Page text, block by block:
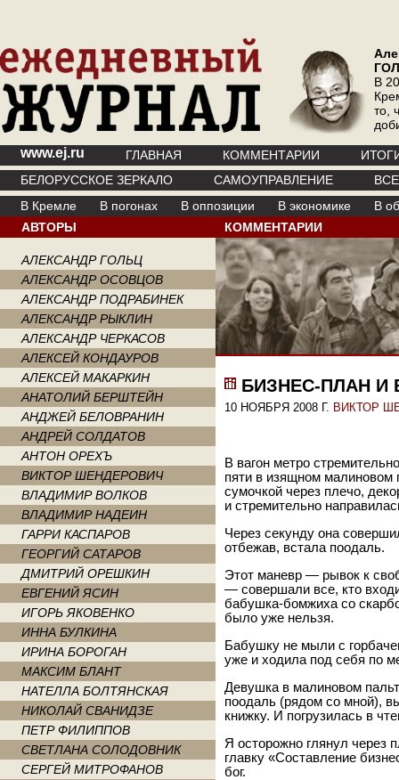
В
то,
www.ej.ru ГЛАВНАЯ КОММЕНТАРИИ
БЕЛОРУССКОЕ ЗЕРКАЛО
САМОУПРАВЛЕНИЕ
В Кремле
В погонах В оппозиции В экономике
В
АВТОРЫ
АЛЕКСАНДР ГОЛЬЦ
АЛЕКСАНДР ОСОВЦОВ
АЛЕКСАНДР ПОДРАБИНЕК
АЛЕКСАНДР РЫКЛИН
АЛЕКСАНДР ЧЕРКАСОВ
АЛЕКСЕЙ КОНДАУРОВ
АЛЕКСЕЙ МАКАРКИН
АНАТОЛИЙ БЕРШТЕЙН
АНДЖЕЙ БЕЛОВРАНИН
АНДРЕЙ СОЛДАТОВ
АНТОН ОРЕХЪ
ВИКТОР ШЕНДЕРОВИЧ
ВЛАДИМИР ВОЛКОВ
ВЛАДИМИР НАДЕИН
ГАРРИ КАСПАРОВ
ГЕОРГИЙ САТАРОВ
ДМИТРИЙ ОРЕШКИН
ЕВГЕНИЙ ЯСИН
ИГОРЬ ЯКОВЕНКО
ИННА БУЛКИНА
ИРИНА БОРОГАН
МАКСИМ БЛАНТ
НАТЕЛЛА БОЛТЯНСКАЯ
НИКОЛАЙ СВАНИДЗЕ
ПЕТР ФИЛИППОВ
СВЕТЛАНА СОЛОДОВНИК
СЕРГЕЙ МИТРОФАНОВ
КОММЕНТАРИИ
БИЗНЕС-ПЛАН И
10 НОЯБРЯ 2008 Г. ВИКТОР
В вагон метро
пяти в изящном малиновом
сумочкой через плечо,
и стремительно
Через секунду она
отбежав, встала поодаль.
Этот маневр — рывок к
— совершали все, кто
бабушка-бомжиха со
было уже нельзя.
Бабушку не мыли с
уже и ходила под себя по
Девушка в малиновом
поодаль (рядом со мной),
книжку. И погрузилась в
Я осторожно глянул через
главку «Составление
бог.